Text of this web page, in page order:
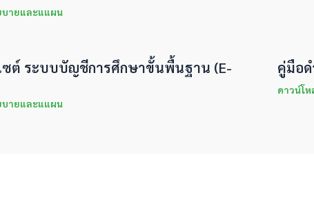
บายและแแผน
ซต์ ระบบบัญชีการศึกษาขั้นพื้นฐาน (E-
บายและแแผน
คู่มือ
ดาวน์โ